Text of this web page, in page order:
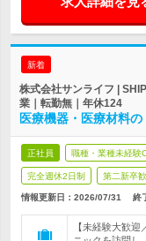
新着
株式会社サンライフ |
業｜転勤無｜年休124
医療機器・医療材料の
正社員 職種・業種未経験
完全週休2日制 第二新卒
情報更新日：2026/07/31 終
【未経験大歓